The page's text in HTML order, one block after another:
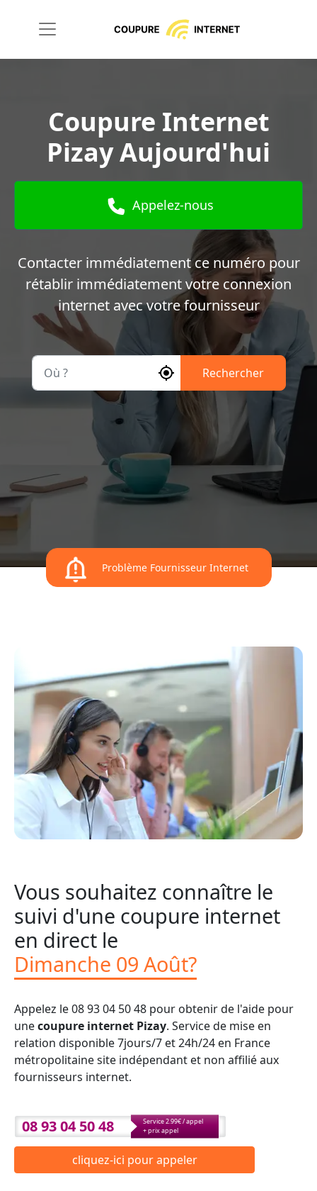
Coupure Internet
Pizay Aujourd'hui
Appelez-nous
Contacter immédiatement ce numéro pour
rétablir immédiatement votre connexion
internet avec votre fournisseur
Rechercher
Problème Fournisseur Internet
Vous souhaitez connaître le
suivi d'une coupure internet
en direct le
Dimanche 09 Août?
Appelez le 08 93 04 50 48 pour obtenir de l'aide pour
unecoupure internet Pizay. Service de mise en
relation disponible 7jours/7 et 24h/24 en France
métropolitaine site indépendant et non affilié aux
fournisseurs internet.
08 93 04 50 48
Service 2.99€ / appel
+ prix appel
cliquez-ici pour appeler